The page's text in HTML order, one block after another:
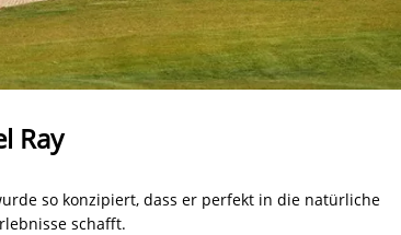
Ray
so konzipiert, dass er perfekt in die natürliche
schafft.